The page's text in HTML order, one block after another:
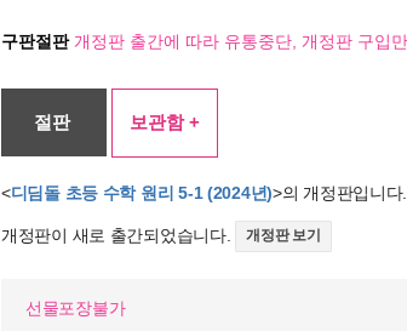
구판절판개정판 출간에 따라 유통중단, 개정판 구입
절판 보관함 +
<디딤돌 초등 수학 원리 5-1 (2024년)>의 개정판입니다.
개정판이 새로 출간되었습니다. 개정판 보기
선물포장불가